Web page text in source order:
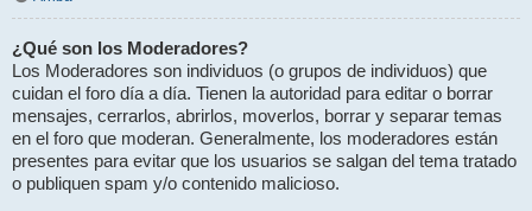
¿Qué son los Moderadores?
Los Moderadores son individuos (o grupos de individuos) que
cuidan el foro día a día. Tienen la autoridad para editar o borrar
mensajes, cerrarlos, abrirlos, moverlos, borrar y separar temas
en el foro que moderan. Generalmente, los moderadores están
presentes para evitar que los usuarios se salgan del tema tratado
o publiquen spam y/o contenido malicioso.